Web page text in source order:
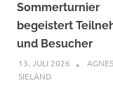
Sommerturnier
begeistert
und Besucher
13. JULI 2026
AGNES
SIELAND